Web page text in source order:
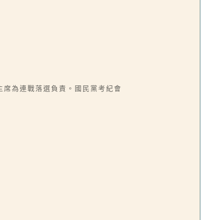
為連戰落選負責。國民黨考紀會